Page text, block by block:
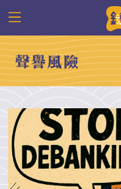
聲譽風險